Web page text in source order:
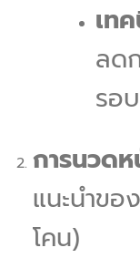
เท
ลด
รอ
การนวด
แนะนำขอ
โคน)